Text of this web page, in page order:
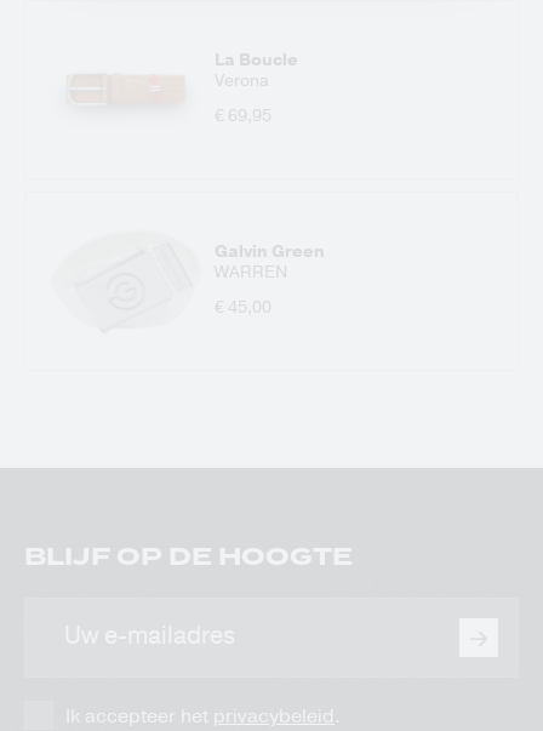
La Boucle
Verona
€ 69,95
Galvin Green
WARREN
€ 45,00
BLIJF OP DE HOOGTE
Ik accepteer het privacybeleid.